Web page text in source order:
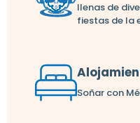
llenas de
fiestas de la
Soñar con